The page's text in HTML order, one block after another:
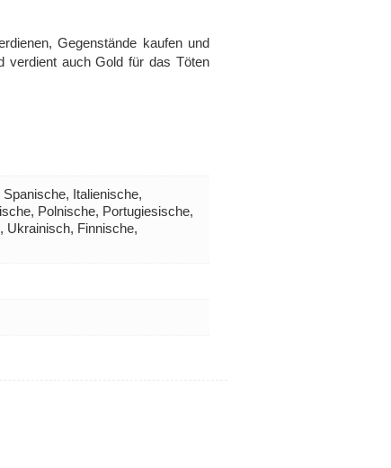
Gegenstände kaufen und
verdient auch Gold für das Töten
Italienische,
Polnische, Portugiesische,
Ukrainisch, Finnische,